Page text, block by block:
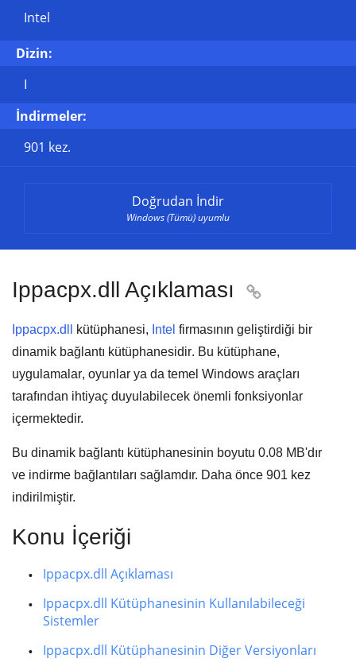
Intel
Dizin:
I
İndirmeler:
901 kez.
Doğrudan İndir
Windows (Tümü) uyumlu
Ippacpx.dll Açıklaması 
Ippacpx.dll kütüphanesi, Intel firmasının geliştirdiği bir
dinamik bağlantı kütüphanesidir. Bu kütüphane,
uygulamalar, oyunlar ya da temel Windows araçları
tarafından ihtiyaç duyulabilecek önemli fonksiyonlar
içermektedir.
Bu dinamik bağlantı kütüphanesinin boyutu 0.08 MB'dır
ve indirme bağlantıları sağlamdır. Daha önce 901 kez
indirilmiştir.
Konu İçeriği
Ippacpx.dll Açıklaması
Ippacpx.dll Kütüphanesinin Kullanılabileceği
Sistemler
Ippacpx.dll Kütüphanesinin Diğer Versiyonları